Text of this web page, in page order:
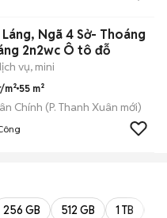
Láng, Ngã 4 Sở- Thoáng
2n2wc Ô tô đỗ
vụ, mini
m² 55 m²
Chính (P. Thanh Xuân mới)
256 GB 512 GB 1 TB